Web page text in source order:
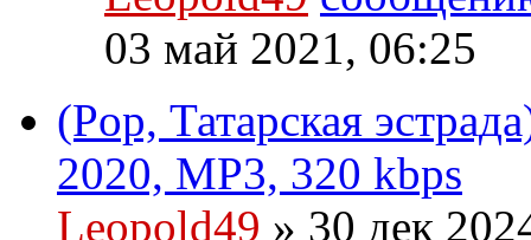
03 май 2021, 06:25
(Pop, Татарская
2020, MP3, 320 kbps
Leopold49 » 30 дек